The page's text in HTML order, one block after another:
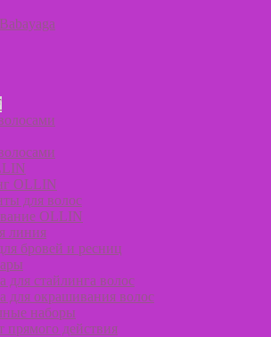
OLLIN
для волос
OLLIN
линия
бровей и ресниц
для стайлинга волос
для окрашивания волос
наборы
прямого действия